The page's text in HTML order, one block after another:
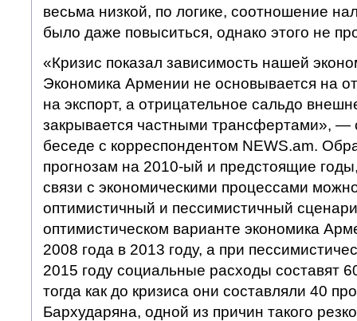
весьма низкой, по логике, соотношение
было даже повыситься, однако этого не
«Кризис показал зависимость нашей
Экономика Армении не основывается на
на экспорт, а отрицательное сальдо
закрывается частными трансфертами», —
беседе с корреспондентом NEWS.am.
прогнозам на 2010-ый и предстоящие
связи с экономическими процессами
оптимистичный и пессимистичный
оптимистическом варианте экономика
2008 года в 2013 году, а при
2015 году социальные расходы составят
тогда как до кризиса они составляли 40
Бархударяна, одной из причин такого